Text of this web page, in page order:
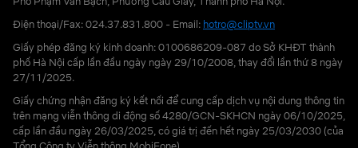
Điện thoại/Fax: 024.37.831.800 - Email: hotro@cliptv.vn
Giấy phép đăng ký kinh doanh: 0100686209-087 do Sở KHĐT thành
phố Hà Nội cấp lần đầu ngày ngày 29/10/2008, thay đổi lần thứ 8 ngày
27/11/2025.
Giấy chứng nhận đăng ký kết nối để cung cấp dịch vụ nội dung thông tin
trên mạng viễn thông di động số 4280/GCN-SKHCN ngày 06/10/2025,
cấp lần đầu ngày 26/03/2025, có giá trị đến hết ngày 25/03/2030 (của